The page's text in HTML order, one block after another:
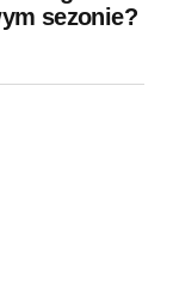
sezonie?